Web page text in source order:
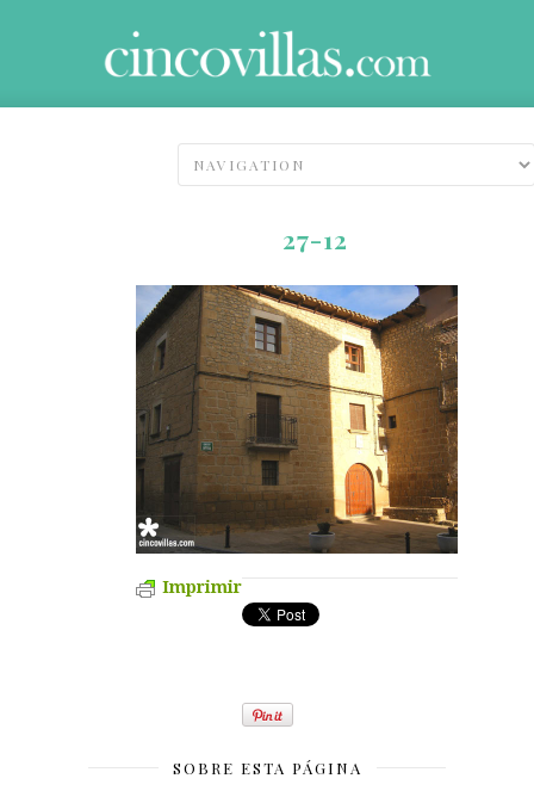
27-12
Imprimir
SOBRE ESTA PÁGINA